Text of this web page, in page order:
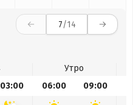
7/14
Утро
03:00 06:00 09:00